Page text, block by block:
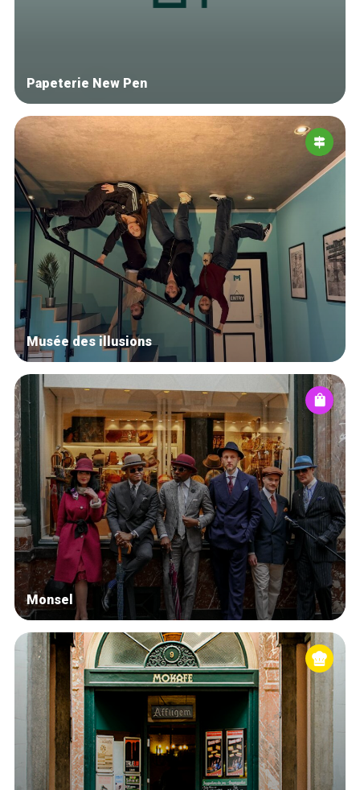
Papeterie New Pen
Musée des illusions
Monsel